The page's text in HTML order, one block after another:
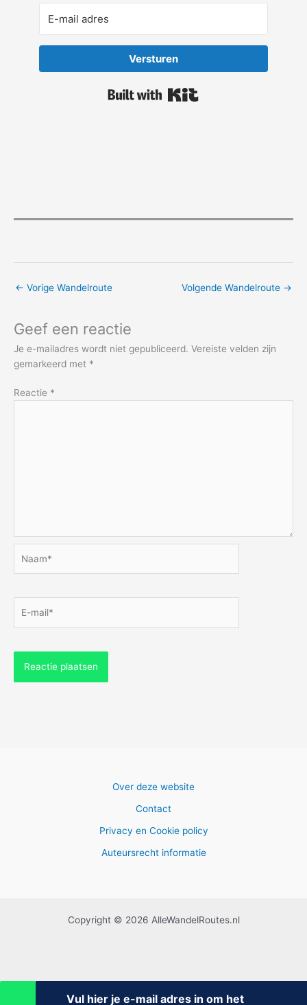
Versturen
← Vorige Wandelroute Volgende Wandelroute →
Geef een reactie
Je e-mailadres wordt niet gepubliceerd. Vereiste velden zijn
gemarkeerd met *
Reactie *
mail*
Over deze website
Contact
Privacy en Cookie policy
Auteursrecht informatie
Copyright © 2026 AlleWandelRoutes.nl
Vul hier je e-mail adres in om het